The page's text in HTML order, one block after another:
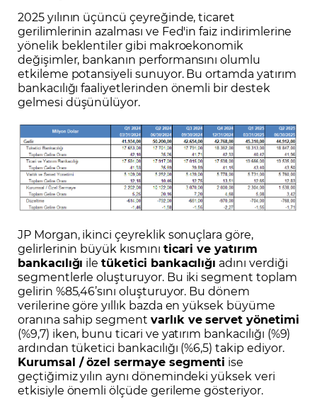
2025 yılının üçüncü çeyreğinde, ticaret
gerilimlerinin azalması ve Fed'in faiz indirimlerine
yönelik beklentiler gibi makroekonomik
değişimler, bankanın performansını olumlu
etkileme potansiyeli sunuyor. Bu ortamda yatırım
bankacılığı faaliyetlerinden önemli bir destek
gelmesi düşünülüyor.
JP Morgan, ikinci çeyreklik sonuçlara göre,
gelirlerinin büyük kısmını ticari ve yatırım
bankacılığı iletüketici bankacılığı adını verdiği
segmentlerle oluşturuyor. Bu iki segment toplam
gelirin %85,46’sını oluşturuyor. Bu dönem
verilerine göre yıllık bazda en yüksek büyüme
oranına sahip segment varlık ve servet yönetimi
(%9,7) iken, bunu ticari ve yatırım bankacılığı (%9)
ardından tüketici bankacılığı (%6,5) takip ediyor.
Kurumsal / özel sermaye segmenti ise
geçtiğimiz yılın aynı dönemindeki yüksek veri
etkisiyle önemli ölçüde gerileme gösteriyor.